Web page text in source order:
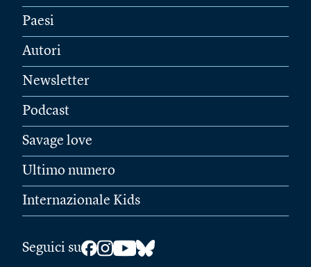
Paesi
Autori
Newsletter
Podcast
Savage love
Ultimo numero
Internazionale Kids
Seguici su